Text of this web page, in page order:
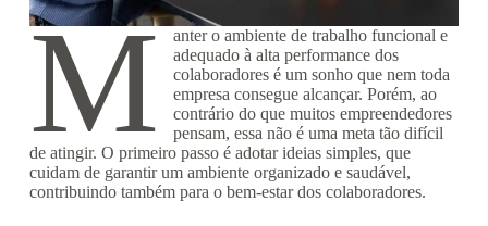
M
anter o ambiente de trabalho funcional e
adequado à alta performance dos
colaboradores é um sonho que nem toda
empresa consegue alcançar. Porém, ao
contrário do que muitos empreendedores
pensam, essa não é uma meta tão difícil
de atingir. O primeiro passo é adotar ideias simples, que
cuidam de garantir um ambiente organizado e saudável,
contribuindo também para o bem-estar dos colaboradores.